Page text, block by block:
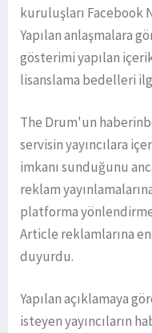
kuruluşları Facebook
Yapılan anlaşmalara
gösterimi yapılan
lisanslama bedelleri
The Drum'un
servisin yayıncılara
imkanı sunduğunu
reklam
platforma
Article reklamlarına
duyurdu.
Yapılan açıklamaya
isteyen yayıncıların